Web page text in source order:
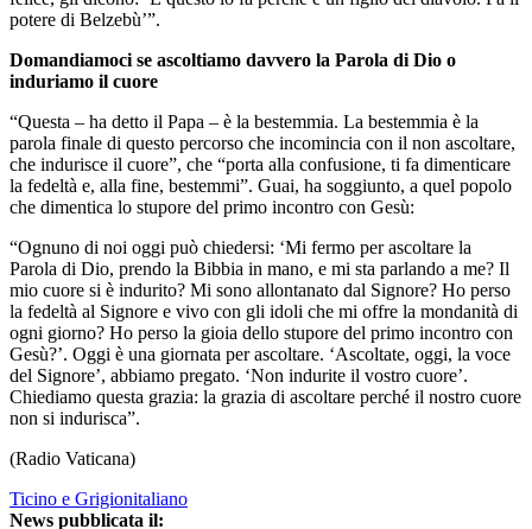
potere di Belzebù’”.
Domandiamoci se ascoltiamo davvero la Parola di Dio o
induriamo il cuore
“Questa – ha detto il Papa – è la bestemmia. La bestemmia è la
parola finale di questo percorso che incomincia con il non ascoltare,
che indurisce il cuore”, che “porta alla confusione, ti fa dimenticare
la fedeltà e, alla fine, bestemmi”. Guai, ha soggiunto, a quel popolo
che dimentica lo stupore del primo incontro con Gesù:
“Ognuno di noi oggi può chiedersi: ‘Mi fermo per ascoltare la
Parola di Dio, prendo la Bibbia in mano, e mi sta parlando a me? Il
mio cuore si è indurito? Mi sono allontanato dal Signore? Ho perso
la fedeltà al Signore e vivo con gli idoli che mi offre la mondanità di
ogni giorno? Ho perso la gioia dello stupore del primo incontro con
Gesù?’. Oggi è una giornata per ascoltare. ‘Ascoltate, oggi, la voce
del Signore’, abbiamo pregato. ‘Non indurite il vostro cuore’.
Chiediamo questa grazia: la grazia di ascoltare perché il nostro cuore
non si indurisca”.
(Radio Vaticana)
Ticino e Grigionitaliano
News pubblicata il: